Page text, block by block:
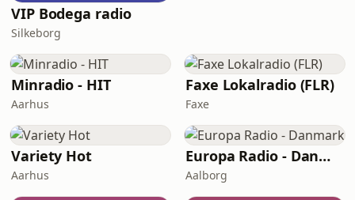
VIP Bodega radio
Silkeborg
Minradio - HIT
Aarhus
Faxe Lokalradio (FLR)
Faxe
Variety Hot
Aarhus
Europa Radio - Danmark
Aalborg